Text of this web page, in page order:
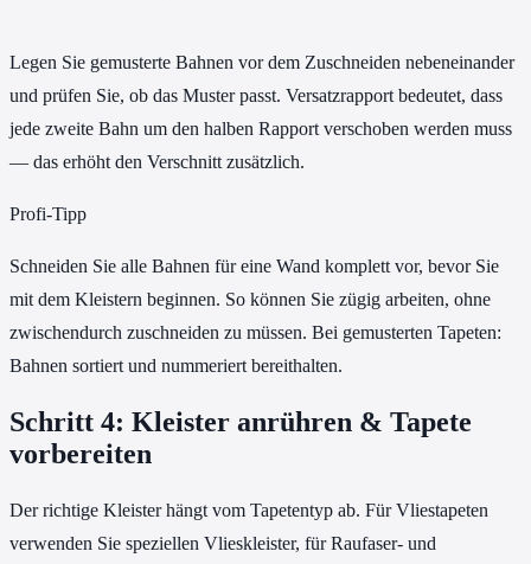
Legen Sie gemusterte Bahnen vor dem Zuschneiden nebeneinander
und prüfen Sie, ob das Muster passt. Versatzrapport bedeutet, dass
jede zweite Bahn um den halben Rapport verschoben werden muss
— das erhöht den Verschnitt zusätzlich.
Profi-Tipp
Schneiden Sie alle Bahnen für eine Wand komplett vor, bevor Sie
mit dem Kleistern beginnen. So können Sie zügig arbeiten, ohne
zwischendurch zuschneiden zu müssen. Bei gemusterten Tapeten:
Bahnen sortiert und nummeriert bereithalten.
Schritt 4: Kleister anrühren & Tapete
vorbereiten
Der richtige Kleister hängt vom Tapetentyp ab. Für Vliestapeten
verwenden Sie speziellen Vlieskleister, für Raufaser- und